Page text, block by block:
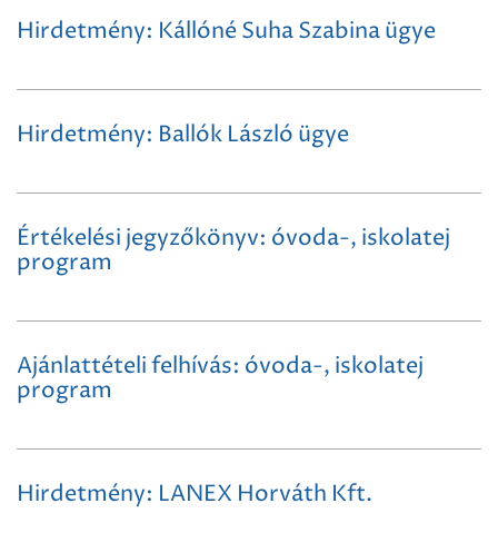
Hirdetmény: Kállóné Suha Szabina ügye
Hirdetmény: Ballók László ügye
Értékelési jegyzőkönyv: óvoda-, iskolatej
program
Ajánlattételi felhívás: óvoda-, iskolatej
program
Hirdetmény: LANEX Horváth Kft.